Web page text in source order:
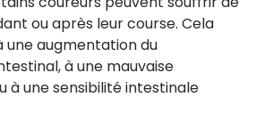
ou après leur course. Cela
une augmentation du
à une mauvaise
à une sensibilité intestinale